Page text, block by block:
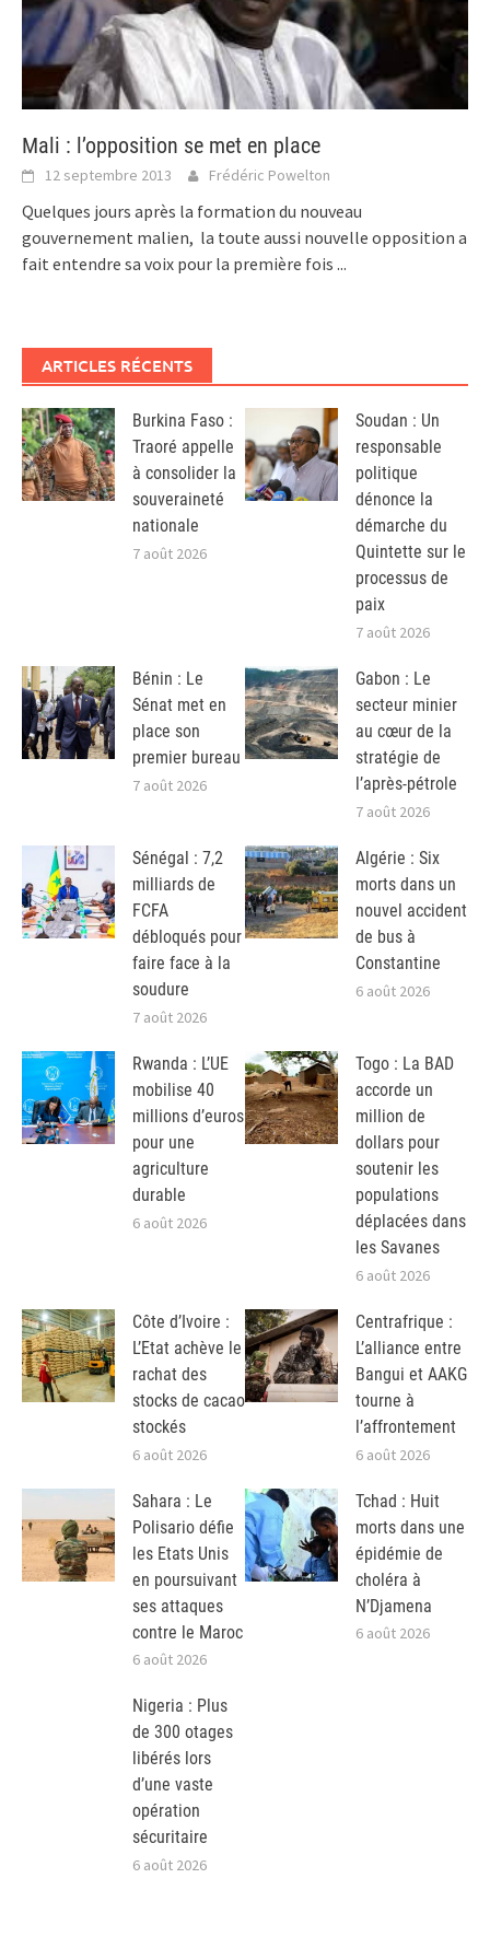
Mali : l’opposition se met en place
12 septembre 2013 Frédéric Powelton
Quelques jours après la formation du nouveau
gouvernement malien, la toute aussi nouvelle opposition a
fait entendre sa voix pour la première fois ...
ARTICLES RÉCENTS
Burkina Faso :
Traoré appelle
à consolider la
souveraineté
nationale
7 août 2026
Soudan : Un
responsable
politique
dénonce la
démarche du
Quintette sur le
processus de
paix
7 août 2026
Bénin : Le
Sénat met en
place son
premier bureau
7 août 2026
Gabon : Le
secteur minier
au cœur de la
stratégie de
l’après-pétrole
7 août 2026
Sénégal : 7,2
milliards de
FCFA
débloqués pour
faire face à la
soudure
7 août 2026
Algérie : Six
morts dans un
nouvel accident
de bus à
Constantine
6 août 2026
Rwanda : L’UE
mobilise 40
millions d’euros
pour une
agriculture
durable
6 août 2026
Togo : La BAD
accorde un
million de
dollars pour
soutenir les
populations
déplacées dans
les Savanes
6 août 2026
Côte d’Ivoire :
L’Etat achève le
rachat des
stocks de cacao
stockés
6 août 2026
Centrafrique :
L’alliance entre
Bangui et AAKG
tourne à
l’affrontement
6 août 2026
Sahara : Le
Polisario défie
les Etats Unis
en poursuivant
ses attaques
contre le Maroc
6 août 2026
Tchad : Huit
morts dans une
épidémie de
choléra à
N’Djamena
6 août 2026
Nigeria : Plus
de 300 otages
libérés lors
d’une vaste
opération
sécuritaire
6 août 2026